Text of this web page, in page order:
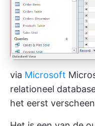
via Microsoft
relationeel
het eerst